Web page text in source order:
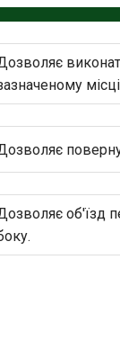
1:
2:
3:
об'їзд